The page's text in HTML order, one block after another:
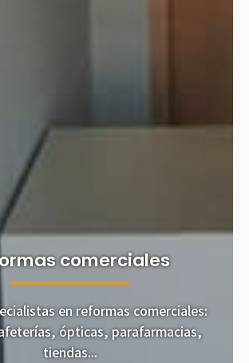
comerciales
en reformas comerciales:
ópticas, parafarmacias,
tiendas...